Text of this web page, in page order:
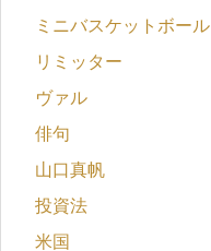
ミニバスケットボール
リミッター
ヴァル
俳句
山口真帆
投資法
米国